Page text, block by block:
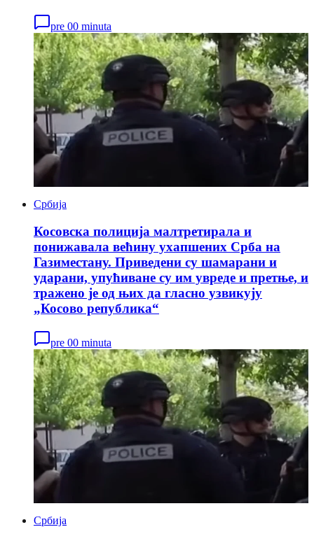
pre 00 minuta
Србија
Косовска полиција малтретирала и
понижавала већину ухапшених Срба на
Газиместану. Приведени су шамарани и
ударани, упућиване су им увреде и претње, и
тражено је од њих да гласно узвикују
„Косово република“
pre 00 minuta
Србија